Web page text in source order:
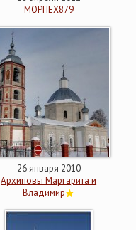
МОРПЕХ879
26 января 2010
Архиповы Маргарита и
Владимир